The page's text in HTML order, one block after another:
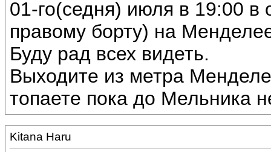
01-го(седня) июля в 19:00 в
правому борту) на
Буду рад всех видеть.
Выходите из метра
топаете пока до Мельника
Kitana Haru